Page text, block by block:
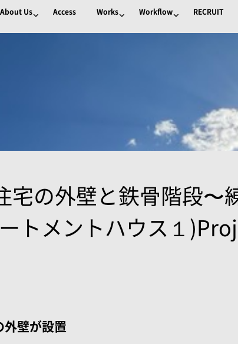
About Us Access Works Workflow RECRUIT
宅の外壁と鉄骨階段〜
トメントハウス１
外壁が設置